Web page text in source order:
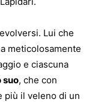
Lui che
meticolosamente
e ciascuna
suo, che con
più il veleno di un